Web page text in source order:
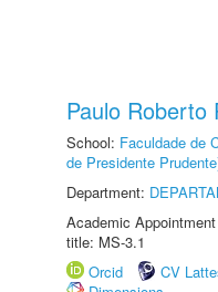
Paulo Roberto
School: Faculdade de
de Presidente
Department:
Academic
title: MS-3.1
Orcid
CV